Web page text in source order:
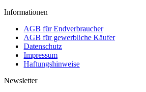
Informationen
AGB für Endverbraucher
AGB für gewerbliche Käufer
Datenschutz
Impressum
Haftungshinweise
Newsletter